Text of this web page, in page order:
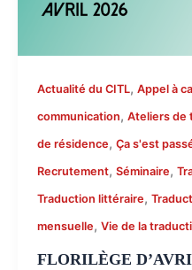
Actualité du CITL, Appel à
communication, Ateliers de
de résidence, Ça s'est
Recrutement, Séminaire,
Traduction littéraire,
mensuelle, Vie de la
FLORILÈGE